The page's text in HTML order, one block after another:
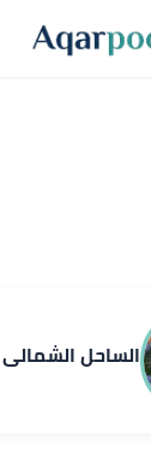
الساحل الشمالي